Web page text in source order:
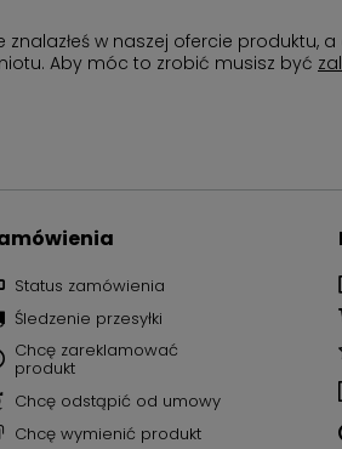
znalazłeś w naszej ofercie
Aby móc to zrobić musisz być
Status zamówienia
Śledzenie przesyłki
Chcę zareklamować
produkt
Chcę odstąpić od umowy
Chcę wymienić produkt